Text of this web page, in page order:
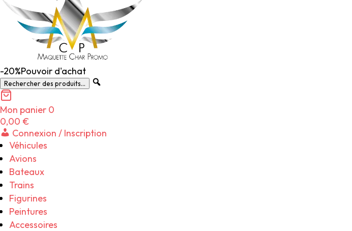
-20%Pouvoir d'achat
Rechercher des produits...
Mon panier 0
0,00 €
Connexion / Inscription
Véhicules
Avions
Bateaux
Trains
Figurines
Peintures
Accessoires